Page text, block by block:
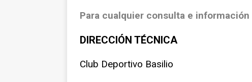
Para cualquier consulta e
DIRECCIÓN TÉCNICA
Club Deportivo Basilio